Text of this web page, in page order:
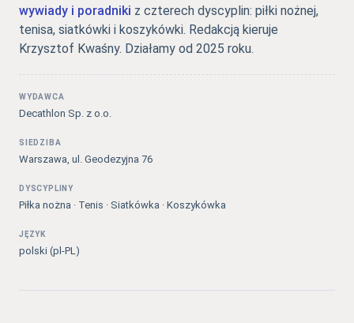
wywiady i poradniki z czterech dyscyplin: piłki nożnej,
tenisa, siatkówki i koszykówki. Redakcją kieruje
Krzysztof Kwaśny. Działamy od 2025 roku.
WYDAWCA
Decathlon Sp. z o.o.
SIEDZIBA
Warszawa, ul. Geodezyjna 76
DYSCYPLINY
Piłka nożna · Tenis · Siatkówka · Koszykówka
JĘZYK
polski (pl-PL)